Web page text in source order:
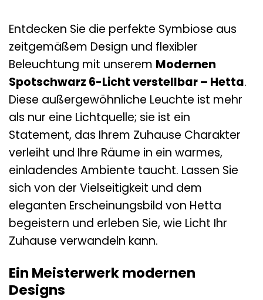
Entdecken Sie die perfekte Symbiose aus
zeitgemäßem Design und flexibler
Beleuchtung mit unserem Modernen
Spotschwarz 6-Licht verstellbar – Hetta.
Diese außergewöhnliche Leuchte ist mehr
als nur eine Lichtquelle; sie ist ein
Statement, das Ihrem Zuhause Charakter
verleiht und Ihre Räume in ein warmes,
einladendes Ambiente taucht. Lassen Sie
sich von der Vielseitigkeit und dem
eleganten Erscheinungsbild von Hetta
begeistern und erleben Sie, wie Licht Ihr
Zuhause verwandeln kann.
Ein Meisterwerk modernen
Designs